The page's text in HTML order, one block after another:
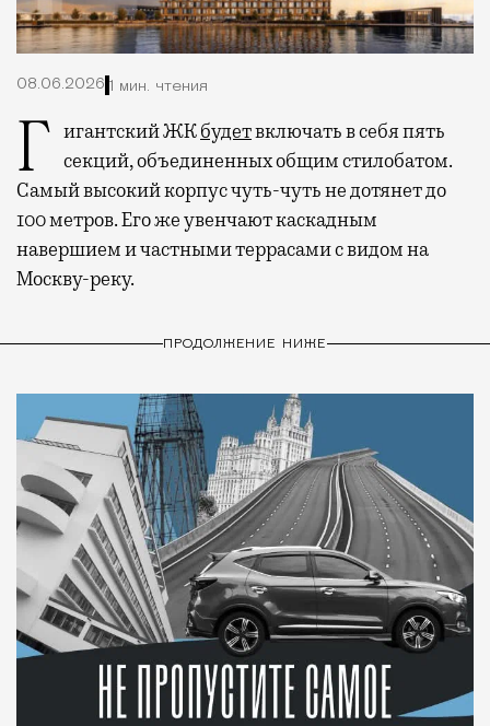
08.06.2026 1 мин. чтения
Гигантский ЖКбудетвключать в себя пять
секций, объединенных общим стилобатом.
Самый высокий корпус чуть-чуть не дотянет до
100 метров. Его же увенчают каскадным
навершием и частными террасами с видом на
Москву-реку.
ПРОДОЛЖЕНИЕ НИЖЕ